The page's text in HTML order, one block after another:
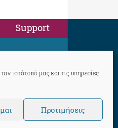
ιστότοπό μας και τις υπηρεσίες
Προτιμήσεις
Support